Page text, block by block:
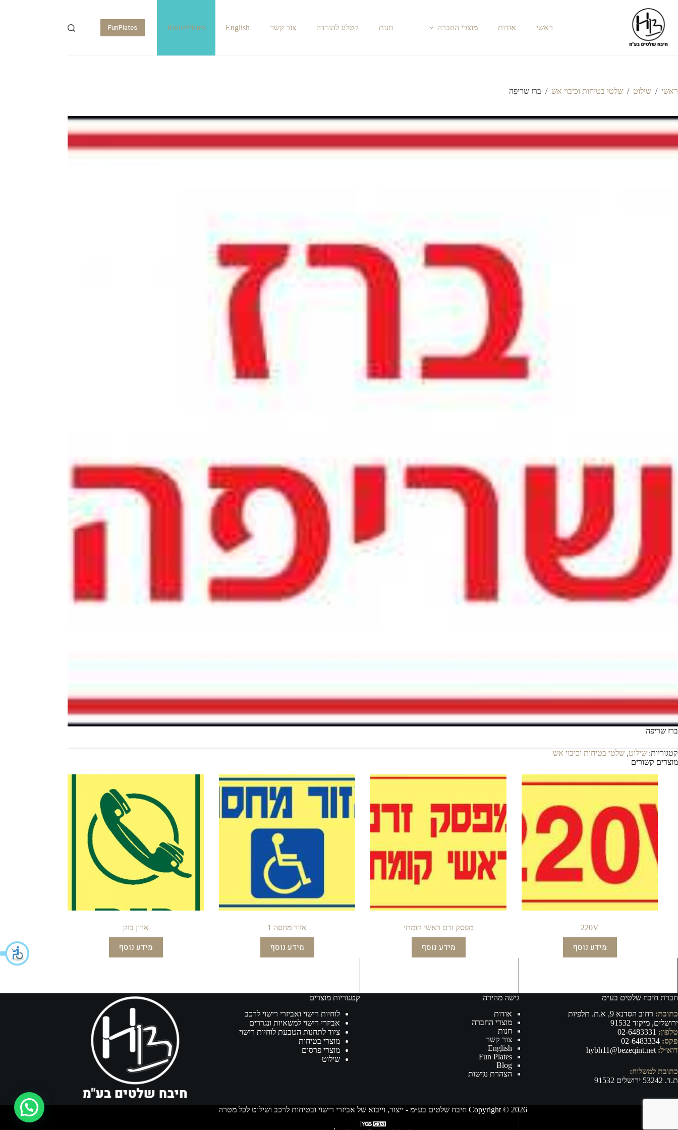
ראשי אודות מוצרי החברה חנות קטלוג להורדה צור קשר English
RollerPlates
FunPlates
Shopping
ראשי / שילוט / שלטי בטיחות וכיבוי אש / ברז שריפה
ברז שריפה
קטגוריות: שילוט, שלטי בטיחות וכיבוי אש
מוצרים קשורים
220V
מידע נוסף
מפסק זרם ראשי קומתי
מידע נוסף
אזור מחסה 1
מידע נוסף
ארון בזק
מידע נוסף
חברת חיבח שלטים בע״מ
כתובת:
רחוב הסדנא 9, א.ת. תלפיות
ירושלים, מיקוד 91532
טלפון: 02-6483331
פקס:
דוא״ל: hybh11@bezeqint.net
כתובת למשלוח:
ת.ד. 53242 ירושלים 91532
גישה מהירה
אודות
מוצרי החברה
חנות
צור קשר
English
Fun Plates
Blog
הצהרת נגישות
קטגוריות מוצרים
לוחיות רישוי ואביזרי רישוי לרכב
אביזרי רישוי למשאיות ונגררים
ציוד לתחנות הטבעת לוחיות רישוי
מוצרי בטיחות
מוצרי פרסום
שילוט
Copyright © 2026 חיבח שלטים בע״מ - ייצור, וייבוא של אביזרי רישוי ובטיחות לרכב ושילוט לכל מטרה איך אפשר לעזור?